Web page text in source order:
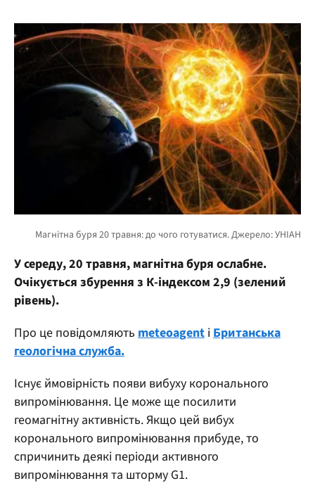
У середу, 20 травня, магнітна буря ослабне.
Очікується збурення з К-індексом 2,9 (зелений
рівень).
Про це повідомляють meteoagent і Британська
геологічна служба.
Існує ймовірність появи вибуху коронального
випромінювання. Це може ще посилити
геомагнітну активність. Якщо цей вибух
коронального випромінювання прибуде, то
спричинить деякі періоди активного
випромінювання та шторму G1.